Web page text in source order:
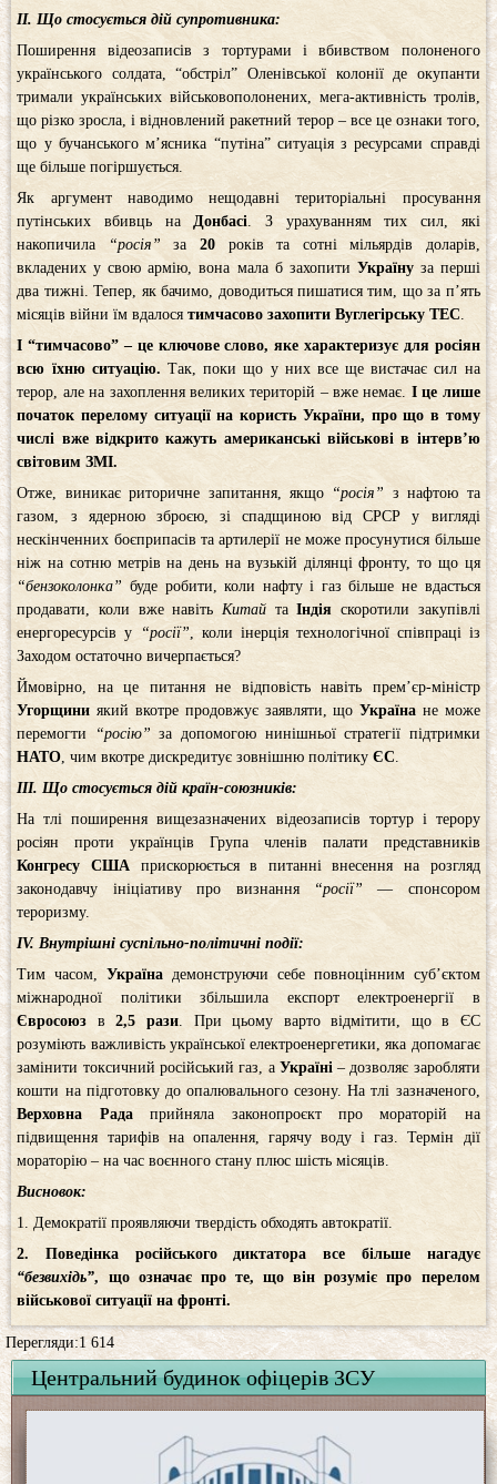
II. Що стосується дій супротивника:
Поширення відеозаписів з тортурами і вбивством полоненого
українського солдата, “обстріл” Оленівської колонії де окупанти
тримали українських військовополонених, мега-активність тролів,
що різко зросла, і відновлений ракетний терор – все це ознаки того,
що у бучанського м’ясника “путіна” ситуація з ресурсами справді
ще більше погіршується.
Як аргумент наводимо нещодавні територіальні просування
путінських вбивць на Донбасі . З урахуванням тих сил, які
накопичила
“росія” за 20 років та сотні мільярдів доларів,
вкладених у свою армію, вона мала б захопити Українуза перші
два тижні. Тепер, як бачимо, доводиться пишатися тим, що за п’ять
місяців війни їм вдалосятимчасово захопити Вуглегірську ТЕС
І “тимчасово” – це ключове слово, яке характеризує для росіян
всю їхню ситуацію. Так, поки що у них все ще вистачає сил на
терор, але на захоплення великих територій – вже немає. І це лише
початок перелому ситуації на користь України, про що в тому
числі вже відкрито кажуть американські військові в інтерв’ю
світовим ЗМІ.
Отже, виникає риторичне запитання, якщо “росія” з нафтою та
газом, з ядерною зброєю, зі спадщиною від СРСР у вигляді
нескінченних боєприпасів та артилерії не може просунутися більше
ніж на сотню метрів на день на вузькій ділянці фронту, то що ця
“бензоколонка” буде робити, коли нафту і газ більше не вдасться
продавати, коли вже навіть Китай таІндія скоротили закупівлі
енергоресурсів у
“росії” , коли інерція технологічної співпраці із
Заходом остаточно вичерпається?
Ймовірно, на це питання не відповість навіть прем’єр-міністр
Угорщини який вкотре продовжує заявляти, щоУкраїна не може
перемогти
“росію” за допомогою нинішньої стратегії підтримки
НАТО , чим вкотре дискредитує зовнішню політикуЄС
ІІІ. Що стосується дій країн-союзників:
На тлі поширення вищезазначених відеозаписів тортур і терору
росіян проти українців Група членів палати представників
Конгресу США прискорюється в питанні внесення на розгляд
законодавчу ініціативу про визнання
“росії” — спонсором
тероризму.
ІV. Внутрішні суспільно-політичні події:
Тим часом,Україна демонструючи себе повноцінним суб’єктом
міжнародної політики збільшила експорт електроенергії в
Євросоюз в2,5 рази . При цьому варто відмітити, що в ЄС
розуміють важливість української електроенергетики, яка допомагає
замінити токсичний російський газ, а Україні – дозволяє заробляти
кошти на підготовку до опалювального сезону. На тлі зазначеного,
Верховна Радаприйняла законопроєкт про мораторій на
підвищення тарифів на опалення, гарячу воду і газ. Термін дії
мораторію – на час воєнного стану плюс шість місяців.
Висновок:
1. Демократії проявляючи твердість обходять автократії.
2. Поведінка російського диктатора все більше нагадує
“безвихідь”, що означає про те, що він розуміє про перелом
військової ситуації на фронті.
Перегляди:1 614
Центральний будинок офіцерів ЗСУ